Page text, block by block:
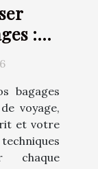
:
bagages
voyage,
et votre
chaque